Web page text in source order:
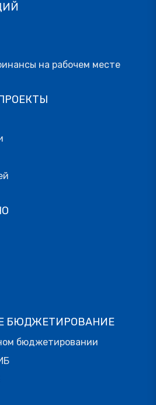
на рабочем месте
БЮДЖЕТИРОВАНИЕ
бюджетировании